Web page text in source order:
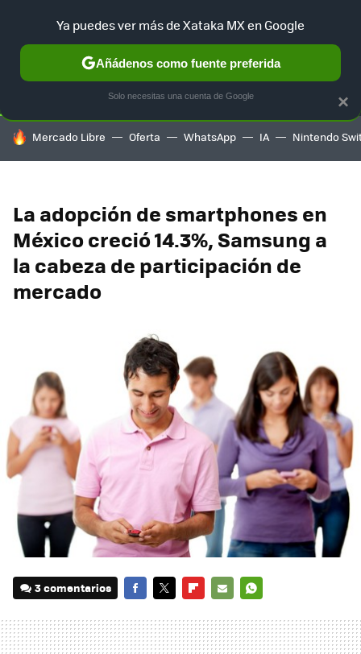
SELECCIÓN GAMING HOME AUTO TERRITORIO
HOY SE HABLA DE
Mercado Libre Oferta WhatsApp IA Nintendo
La adopción de smartphones en
México creció 14.3%, Samsung a
la cabeza de participación de
mercado
3 comentarios
MAIL
×
Ya puedes ver más de Xataka MX en Google
Añádenos como fuente preferida
Solo necesitas una cuenta de Google